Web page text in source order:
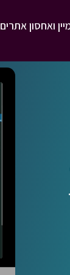
ואחסון אתרים